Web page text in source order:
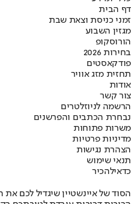
דף הבית
זמני כניסת וצאת שבת
מגזין השבוע
הורוסקופ
בחירות 2026
פודקאסטים
תחזית מזג אוויר
אודות
צור קשר
הרשמה לניוזלטרים
נבחרת הכתבים והפרשנים
משרות פתוחות
מדיניות פרטיות
הצהרת נגישות
תנאי שימוש
כדאילהכיר
הסוד של איינשטיין שיגדיל לכם את